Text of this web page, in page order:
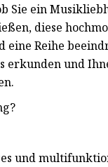
Sie ein
diese
Reihe
erkunden und
und